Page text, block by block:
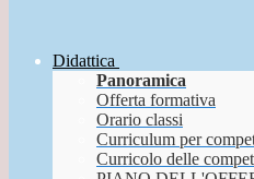
Didattica
Panoramica
Offerta formativa
Orario classi
Curriculum per
Curricolo delle